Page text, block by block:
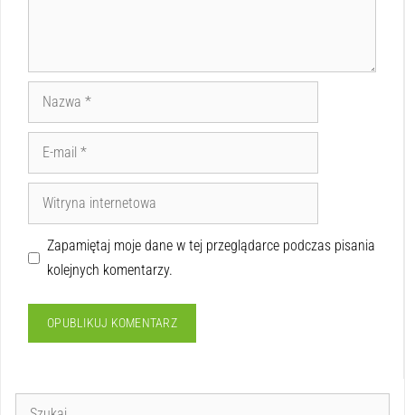
Zapamiętaj moje dane w tej przeglądarce podczas pisania
kolejnych komentarzy.